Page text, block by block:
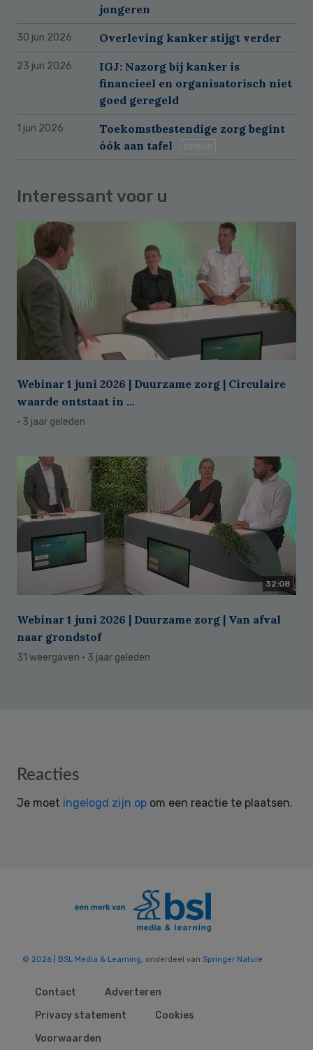
jongeren
30 jun 2026 Overleving kanker stijgt verder
23 jun 2026
IGJ: Nazorg bij kanker is
financieel en organisatorisch niet
goed geregeld
1 jun 2026
Toekomstbestendige zorg begint
óók aan tafel
Interessant voor u
Webinar 1 juni 2026 | Duurzame zorg | Circulaire
waarde ontstaat in ...
· 3 jaar geleden
32:08
Webinar 1 juni 2026 | Duurzame zorg | Van afval
naar grondstof
31 weergaven · 3 jaar geleden
Reader
Reacties
Je moet ingelogd zijn op om een reactie te plaatsen.
© 2026 | BSL Media & Learning, onderdeel van Springer Nature
Contact
Adverteren
Privacy statement
Cookies
Voorwaarden